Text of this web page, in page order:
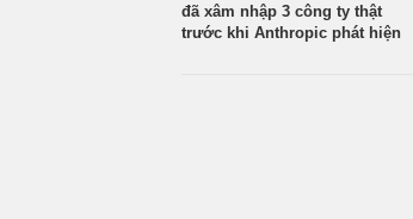
đã xâm nhập 3 công ty thật
trước khi Anthropic phát hiện